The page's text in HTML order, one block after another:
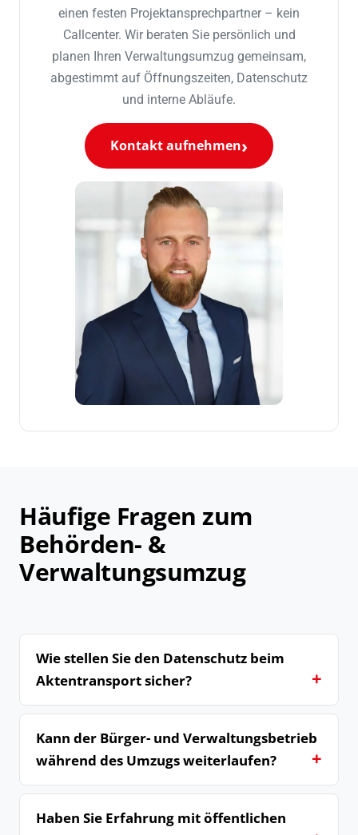
einen festen Projektansprechpartner – kein
Callcenter. Wir beraten Sie persönlich und
planen Ihren Verwaltungsumzug gemeinsam,
abgestimmt auf Öffnungszeiten, Datenschutz
und interne Abläufe.
Kontakt aufnehmen
Häufige Fragen zum
Behörden- &
Verwaltungsumzug
Wie stellen Sie den Datenschutz beim
Aktentransport sicher?
Kann der Bürger- und Verwaltungsbetrieb
während des Umzugs weiterlaufen?
Haben Sie Erfahrung mit öffentlichen